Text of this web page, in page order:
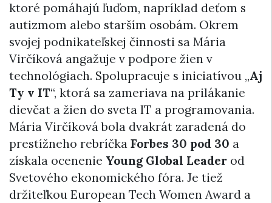
ktoré pomáhajú ľuďom, napríklad deťom s
autizmom alebo starším osobám. Okrem
svojej podnikateľskej činnosti sa Mária
Virčíková angažuje v podpore žien v
technológiach. Spolupracuje s iniciatívou „Aj
Ty v IT“, ktorá sa zameriava na prilákanie
dievčat a žien do sveta IT a programovania.
Mária Virčíková bola dvakrát zaradená do
prestížneho rebríčka Forbes 30 pod 30 a
získala ocenenie Young Global Leader od
Svetového ekonomického fóra. Je tiež
držiteľkou European Tech Women Award a